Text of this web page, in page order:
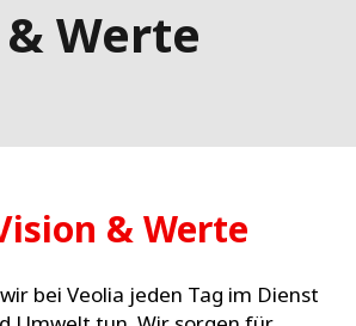
Werte
& Werte
bei Veolia jeden Tag im Dienst